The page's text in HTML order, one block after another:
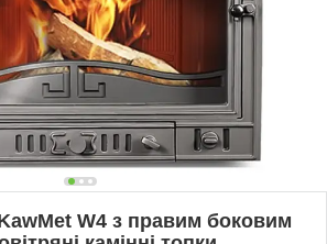
W4 з правим боковим